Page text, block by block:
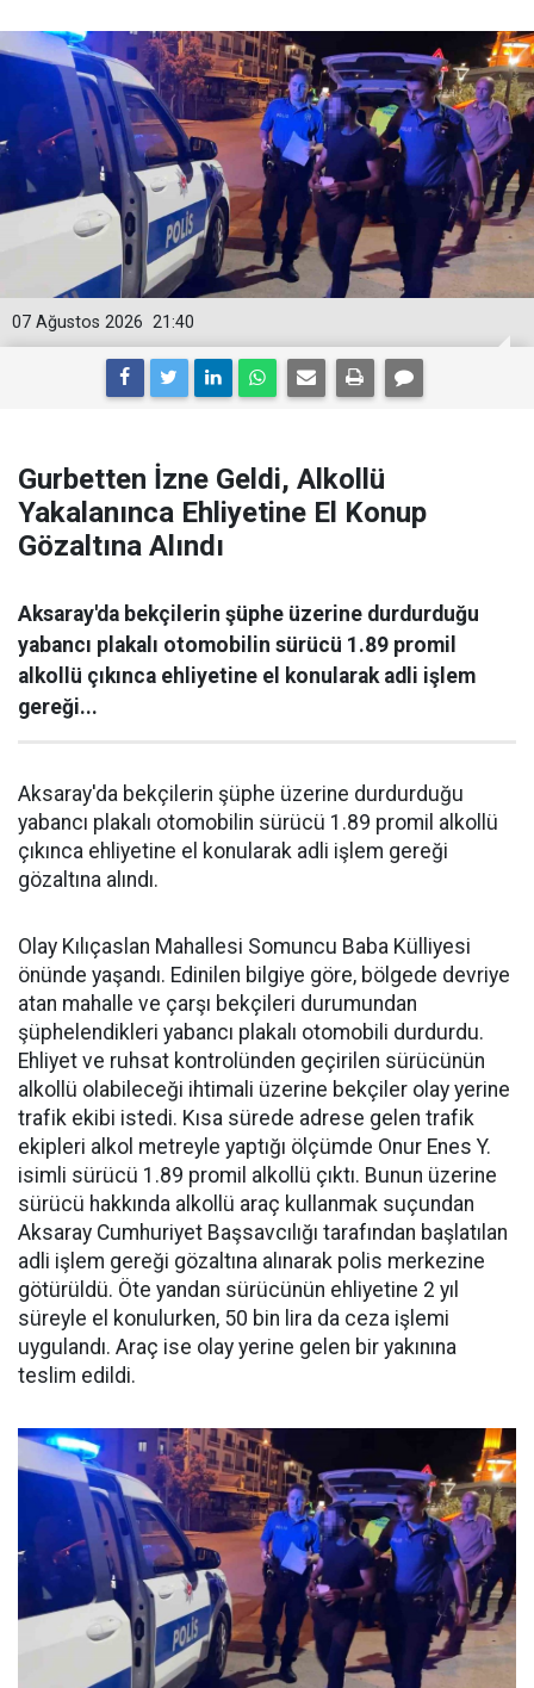
21:40
07 Ağustos 2026
Gurbetten İzne Geldi, Alkollü
Yakalanınca Ehliyetine El Konup
Gözaltına Alındı
Aksaray'da bekçilerin şüphe üzerine durdurduğu
yabancı plakalı otomobilin sürücü 1.89 promil
alkollü çıkınca ehliyetine el konularak adli işlem
gereği...
Aksaray'da bekçilerin şüphe üzerine durdurduğu
yabancı plakalı otomobilin sürücü 1.89 promil alkollü
çıkınca ehliyetine el konularak adli işlem gereği
gözaltına alındı.
Olay Kılıçaslan Mahallesi Somuncu Baba Külliyesi
önünde yaşandı. Edinilen bilgiye göre, bölgede devriye
atan mahalle ve çarşı bekçileri durumundan
şüphelendikleri yabancı plakalı otomobili durdurdu.
Ehliyet ve ruhsat kontrolünden geçirilen sürücünün
alkollü olabileceği ihtimali üzerine bekçiler olay yerine
trafik ekibi istedi. Kısa sürede adrese gelen trafik
ekipleri alkol metreyle yaptığı ölçümde Onur Enes Y.
isimli sürücü 1.89 promil alkollü çıktı. Bunun üzerine
sürücü hakkında alkollü araç kullanmak suçundan
Aksaray Cumhuriyet Başsavcılığı tarafından başlatılan
adli işlem gereği gözaltına alınarak polis merkezine
götürüldü. Öte yandan sürücünün ehliyetine 2 yıl
süreyle el konulurken, 50 bin lira da ceza işlemi
uygulandı. Araç ise olay yerine gelen bir yakınına
teslim edildi.